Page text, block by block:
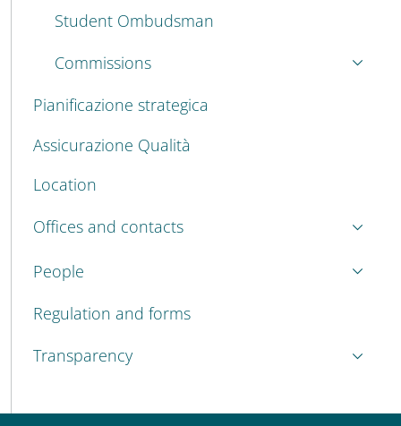
Student Ombudsman
Commissions
Pianificazione strategica
Assicurazione Qualità
Location
Offices and contacts
People
Regulation and forms
Transparency